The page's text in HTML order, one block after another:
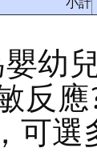
小計
嬰幼
反
可選